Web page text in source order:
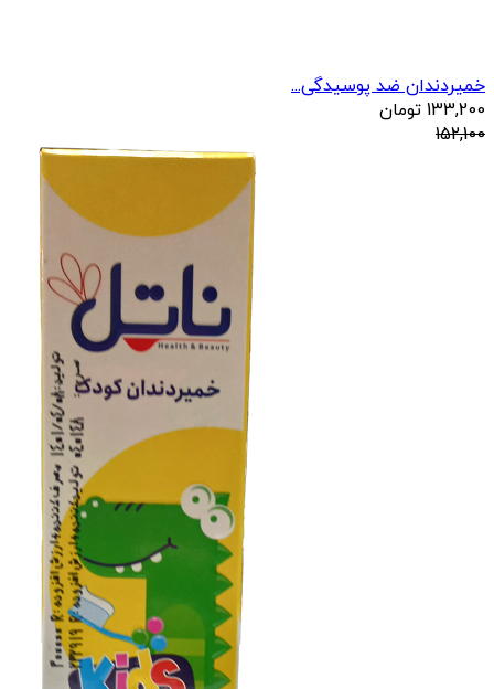
خمیردندان ضد پوسیدگی...
133,200 تومان
152,100